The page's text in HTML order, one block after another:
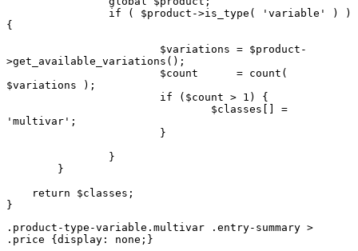
{
>get_available_variations();
$variations );
'multivar';
}
.product-type-variable.multivar .entry-summary >
.price {display: none;}